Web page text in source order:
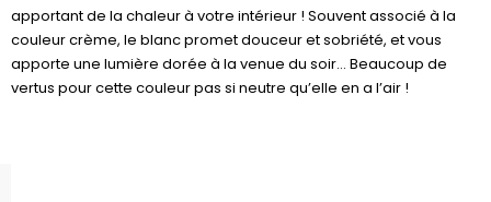
apportant de la chaleur à votre intérieur ! Souvent associé à la
couleur crème, le blanc promet douceur et sobriété, et vous
apporte une lumière dorée à la venue du soir… Beaucoup de
vertus pour cette couleur pas si neutre qu’elle en a l’air !